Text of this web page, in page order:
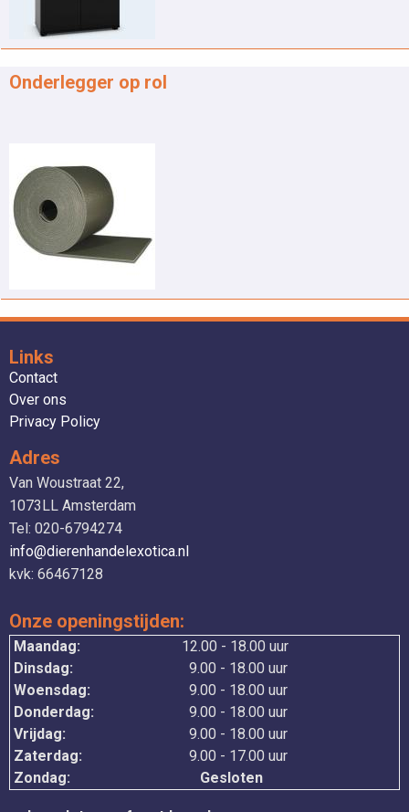
Onderlegger op rol
Links
Contact
Over ons
Privacy Policy
Adres
Van Woustraat 22,
1073LL Amsterdam
Tel: 020-6794274
info@dierenhandelexotica.nl
kvk: 66467128
Onze openingstijden:
Maandag:
12.00 - 18.00 uur
Dinsdag:
9.00 - 18.00 uur
Woensdag:
9.00 - 18.00 uur
Donderdag:
9.00 - 18.00 uur
Vrijdag:
9.00 - 18.00 uur
Zaterdag:
9.00 - 17.00 uur
Zondag:
Gesloten